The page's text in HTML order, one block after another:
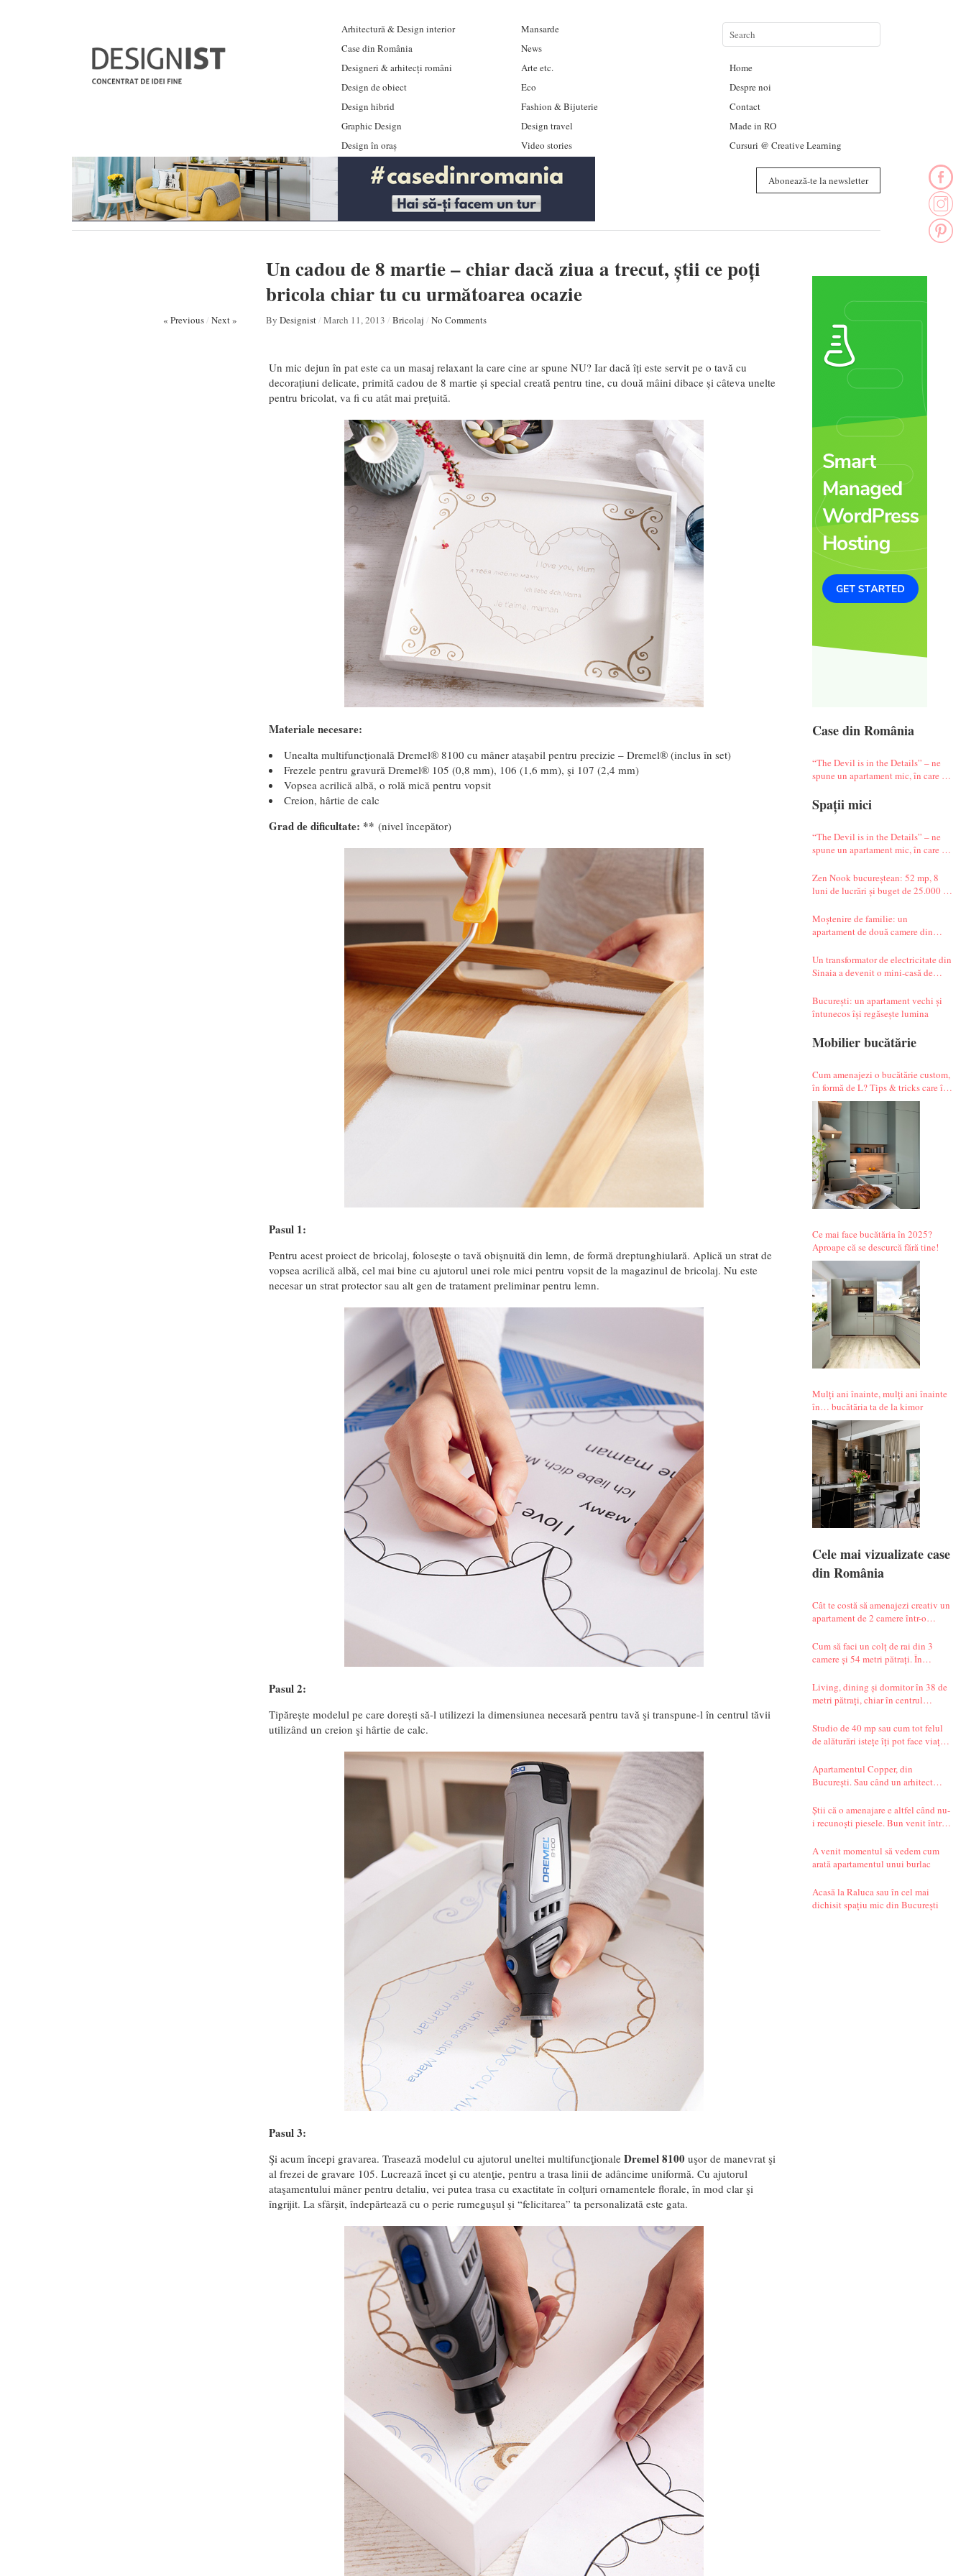
Arhitectură & Design interior
Case din România
Designeri & arhitecți români
Design de obiect
Design hibrid
Graphic Design
Design în oraș
Mansarde
News
Arte etc.
Eco
Fashion & Bijuterie
Design travel
Video stories
Home
Despre noi
Contact
Made in RO
Cursuri @ Creative Learning
Abonează-te la newsletter
Case din România
“The Devil is in the Details” – ne
spune un apartament mic, în care te
Spații mici
“The Devil is in the Details” – ne
spune un apartament mic, în care te
Zen Nook bucureștean: 52 mp, 8
luni de lucrări și buget de 25.000 de
Moștenire de familie: un
apartament de două camere din
Un transformator de electricitate din
Sinaia a devenit o mini-casă de
București: un apartament vechi și
întunecos își regăsește lumina
Mobilier bucătărie
Cum amenajezi o bucătărie custom,
în formă de L? Tips & tricks care îți
fac alegerile mai simple.
Ce mai face bucătăria în 2025?
Aproape că se descurcă fără tine!
Mulți ani înainte, mulți ani înainte
în… bucătăria ta de la kimor
Cele mai vizualizate case
din România
Cât te costă să amenajezi creativ un
apartament de 2 camere într-o
Cum să faci un colț de rai din 3
camere și 54 metri pătrați. În
Living, dining și dormitor în 38 de
metri pătrați, chiar în centrul
care te transportă departe, spre țările
nordice.
Studio de 40 mp sau cum tot felul
de alăturări istețe îți pot face viața
Apartamentul Copper, din
București. Sau când un arhitect
Știi că o amenajare e altfel când nu-
i recunoști piesele. Bun venit într-
A venit momentul să vedem cum
arată apartamentul unui burlac
Acasă la Raluca sau în cel mai
dichisit spațiu mic din București
Un cadou de 8 martie – chiar dacă ziua a trecut, știi ce poți
bricola chiar tu cu următoarea ocazie
« Previous/ Next » By Designist/ March 11, 2013 / Bricolaj / No Comments
Un mic dejun în pat este ca un masaj relaxant la care cine ar spune NU? Iar dacă îți este servit pe o tavă cu
decorațiuni delicate, primită cadou de 8 martie și special creată pentru tine, cu două mâini dibace și câteva unelte
pentru bricolat, va fi cu atât mai prețuită.
Materiale necesare:
Unealta multifuncţională Dremel® 8100 cu mâner ataşabil pentru precizie – Dremel® (inclus în set)
Frezele pentru gravură Dremel® 105 (0,8 mm), 106 (1,6 mm), şi 107 (2,4 mm)
Vopsea acrilică albă, o rolă mică pentru vopsit
Creion, hârtie de calc
Grad de dificultate: ** (nivel începător)
Pasul 1:
Pentru acest proiect de bricolaj, folosește o tavă obişnuită din lemn, de formă dreptunghiulară. Aplică un strat de
vopsea acrilică albă, cel mai bine cu ajutorul unei role mici pentru vopsit de la magazinul de bricolaj. Nu este
necesar un strat protector sau alt gen de tratament preliminar pentru lemn.
Pasul 2:
Tipărește modelul pe care dorești să-l utilizezi la dimensiunea necesară pentru tavă şi transpune-l în centrul tăvii
utilizând un creion şi hârtie de calc.
Pasul 3:
Şi acum începi gravarea. Trasează modelul cu ajutorul uneltei multifuncţionale Dremel 8100 uşor de manevrat şi
al frezei de gravare 105. Lucrează încet şi cu atenţie, pentru a trasa linii de adâncime uniformă. Cu ajutorul
ataşamentului mâner pentru detaliu, vei putea trasa cu exactitate în colţuri ornamentele florale, în mod clar şi
îngrijit. La sfârşit, îndepărtează cu o perie rumeguşul şi “felicitarea” ta personalizată este gata.